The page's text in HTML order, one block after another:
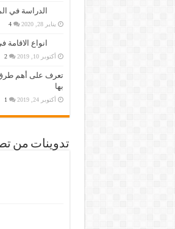
الدراسة في المانيا 2020 واهم
يناير 28, 2020 4
انواع الاقامة
أكتوبر 10, 2019 2
تعرف على أهم طرق
بها
أكتوبر 24, 2019 1
تدوينات من